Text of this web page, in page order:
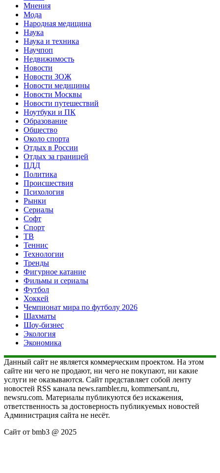
Мнения
Мода
Народная медицина
Наука
Наука и техника
Научпоп
Недвижимость
Новости
Новости ЗОЖ
Новости медицины
Новости Москвы
Новости путешествий
Ноутбуки и ПК
Образование
Общество
Около спорта
Отдых в России
Отдых за границей
ПДД
Политика
Происшествия
Психология
Рынки
Сериалы
Софт
Спорт
ТВ
Теннис
Технологии
Тренды
Фигурное катание
Фильмы и сериалы
Футбол
Хоккей
Чемпионат мира по футболу 2026
Шахматы
Шоу-бизнес
Экология
Экономика
Данный сайт не является коммерческим проектом. На этом
сайте ни чего не продают, ни чего не покупают, ни какие
услуги не оказываются. Сайт представляет собой ленту
новостей RSS канала news.rambler.ru, kommersant.ru,
newsru.com. Материалы публикуются без искажения,
ответственность за достоверность публикуемых новостей
Администрация сайта не несёт.
Сайт от bmb3 @ 2025